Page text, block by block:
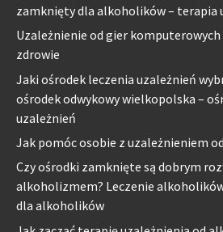
zamknięty dla alkoholików – terapia
Uzależnienie od gier komputerowych
zdrowie
Jaki ośrodek leczenia uzależnień
ośrodek odwykowy wielkopolska –
uzależnień
Jak pomóc osobie z uzależnieniem
Czy ośrodki zamknięte są dobrym
alkoholizmem? Leczenie
dla alkoholików